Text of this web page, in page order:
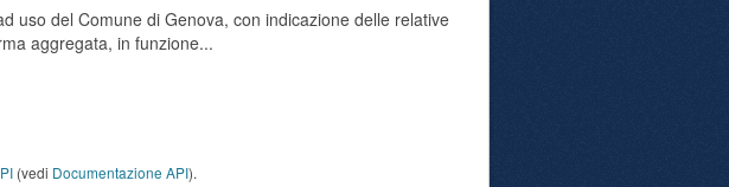
uso del Comune di Genova, con indicazione delle relative
aggregata, in funzione...
(vedi Documentazione API).